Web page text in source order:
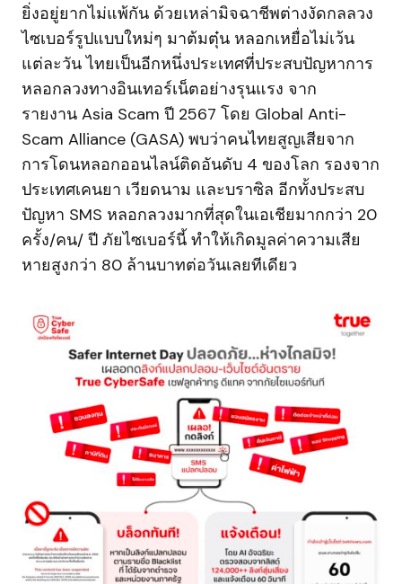
ยิ่งอยู่ยากไม่แพ้กัน ด้วยเหล่ามิจฉาชีพต่างงัดกลลวง
ไซเบอร์รูปแบบใหม่ๆ มาต้มตุ๋น หลอกเหยื่อไม่เว้น
แต่ละวัน ไทยเป็นอีกหนึ่งประเทศที่ประสบปัญหาการ
หลอกลวงทางอินเทอร์เน็ตอย่างรุนแรง จาก
รายงาน Asia Scam ปี 2567 โดย Global Anti-
Scam Alliance (GASA) พบว่าคนไทยสูญเสียจาก
การโดนหลอกออนไลน์ติดอันดับ 4 ของโลก รองจาก
ประเทศเคนยา เวียดนาม และบราซิล อีกทั้งประสบ
ปัญหา SMS หลอกลวงมากที่สุดในเอเชียมากกว่า 20
ครั้ง/คน/ ปี ภัยไซเบอร์นี้ ทำให้เกิดมูลค่าความเสีย
หายสูงกว่า 80 ล้านบาทต่อวันเลยทีเดียว